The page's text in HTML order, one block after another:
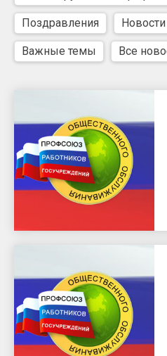
Поздравления
Важные темы Все